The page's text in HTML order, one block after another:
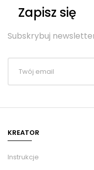
Zapisz się
Subskrybuj
KREATOR
Instrukcje